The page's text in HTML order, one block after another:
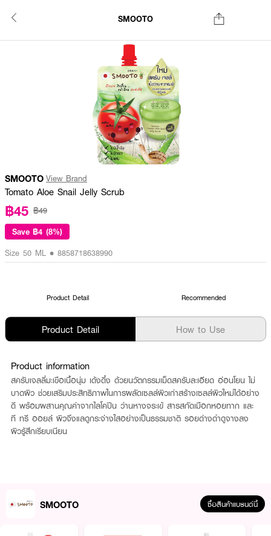
SMOOTO
SMOOTO View Brand
Tomato Aloe Snail Jelly Scrub
฿45 ฿49
Save ฿4 (8%)
Size 50 ML • 8858718638990
Product Detail Recommended
Product Detail How to Use
Product information
สครับเจลลี่มะเขือเนื้อนุ่ม เด้งดึ๋ง ด้วยนวัตกรรมเม็ดสครับละเอียด อ่อนโยน ไม่
บาดผิว ช่วยเสริมประสิทธิภาพในการผลัดเซลล์ผิวเก่าสร้างเซลล์ผิวใหม่ได้อย่าง
ดี พร้อมผสานคุณค่าจากไลโคปีน ว่านหางจระเข้ สารสกัดเมือกหอยทาก และ
ที ทรี ออยล์ ผิวจึงแลดูกระจ่างใสอย่างเป็นธรรมชาติ รอยด่างดำดูจางลง
ผิวรู้สึกเรียบเนียน
SMOOTO ซื้อสินค้าแบรนด์นี้